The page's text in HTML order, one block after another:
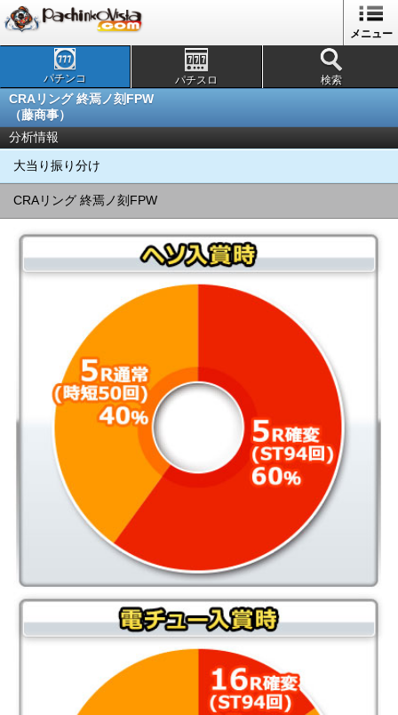
メニュー
パチンコ パチスロ 検索
CRAリング 終焉ノ刻FPW
（藤商事）
分析情報
大当り振り分け
CRAリング 終焉ノ刻FPW